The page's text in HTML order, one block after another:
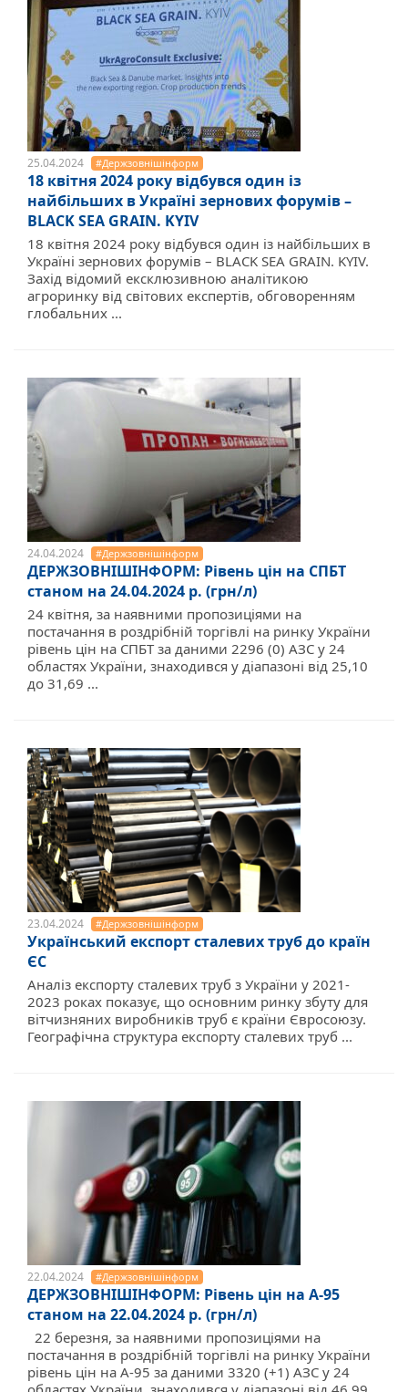
25.04.2024 #Держзовнішінформ
18 квітня 2024 року відбувся один із
найбільших в Україні зернових форумів –
BLACK SEA GRAIN. KYIV
18 квітня 2024 року відбувся один із найбільших в
Україні зернових форумів – BLACK SEA GRAIN. KYIV.
Захід відомий ексклюзивною аналітикою
агроринку від світових експертів, обговоренням
глобальних ...
24.04.2024 #Держзовнішінформ
ДЕРЖЗОВНІШІНФОРМ: Рівень цін на СПБТ
станом на 24.04.2024 р. (грн/л)
24 квітня, за наявними пропозиціями на
постачання в роздрібній торгівлі на ринку України
рівень цін на СПБТ за даними 2296 (0) АЗС у 24
областях України, знаходився у діапазоні від 25,10
до 31,69 ...
23.04.2024 #Держзовнішінформ
Український експорт сталевих труб до країн
ЄС
Аналіз експорту сталевих труб з України у 2021-
2023 роках показує, що основним ринку збуту для
вітчизняних виробників труб є країни Євросоюзу.
Географічна структура експорту сталевих труб ...
22.04.2024 #Держзовнішінформ
ДЕРЖЗОВНІШІНФОРМ: Рівень цін на А-95
станом на 22.04.2024 р. (грн/л)
22 березня, за наявними пропозиціями на
постачання в роздрібній торгівлі на ринку України
рівень цін на А-95 за даними 3320 (+1) АЗС у 24